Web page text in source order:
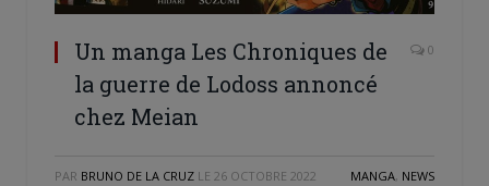
Un manga Les Chroniques de
la guerre de Lodoss annoncé
chez Meian
0
PAR BRUNO DE LA CRUZ LE 26 OCTOBRE 2022 MANGA, NEWS